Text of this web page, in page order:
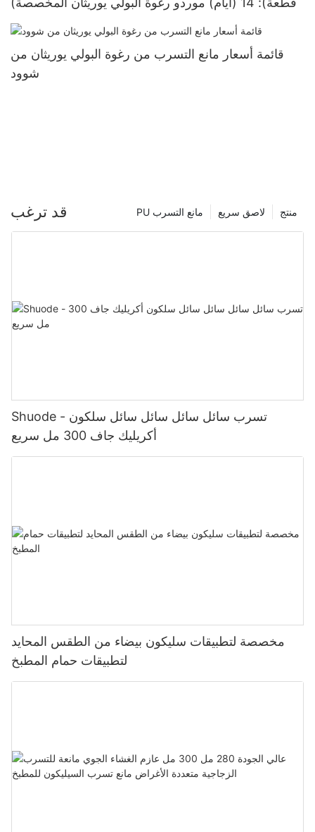
قائمة أسعار مانع التسرب من رغوة البولي يوريثان من
شوود
قد ترغب منتج لاصق سريع PU مانع التسرب
Shuode - تسرب سائل سائل سائل سائل سلكون
أكريليك جاف 300 مل سريع
مخصصة لتطبيقات سليكون بيضاء من الطقس المحايد
لتطبيقات حمام المطبخ